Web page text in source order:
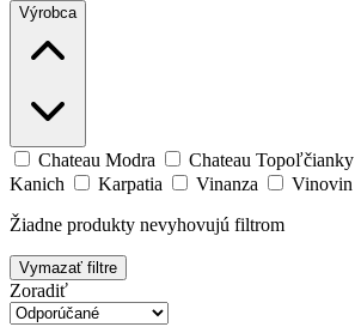
Výrobca
Chateau Modra Chateau Topoľčianky
Kanich
Karpatia Vinanza
Vinovin
Žiadne produkty nevyhovujú filtrom
Vymazať filtre
Zoradiť